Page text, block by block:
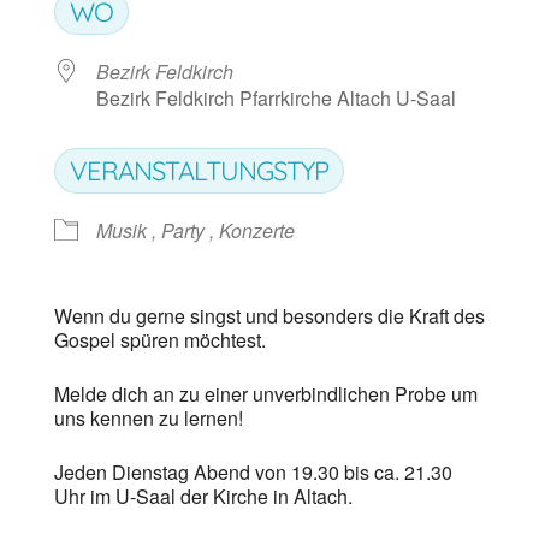
WO
Bezirk Feldkirch
Bezirk Feldkirch Pfarrkirche Altach U-Saal
VERANSTALTUNGSTYP
Musik , Party , Konzerte
Wenn du gerne singst und besonders die Kraft des
Gospel spüren möchtest.
Melde dich an zu einer unverbindlichen Probe um
uns kennen zu lernen!
Jeden Dienstag Abend von 19.30 bis ca. 21.30
Uhr im U-Saal der Kirche in Altach.